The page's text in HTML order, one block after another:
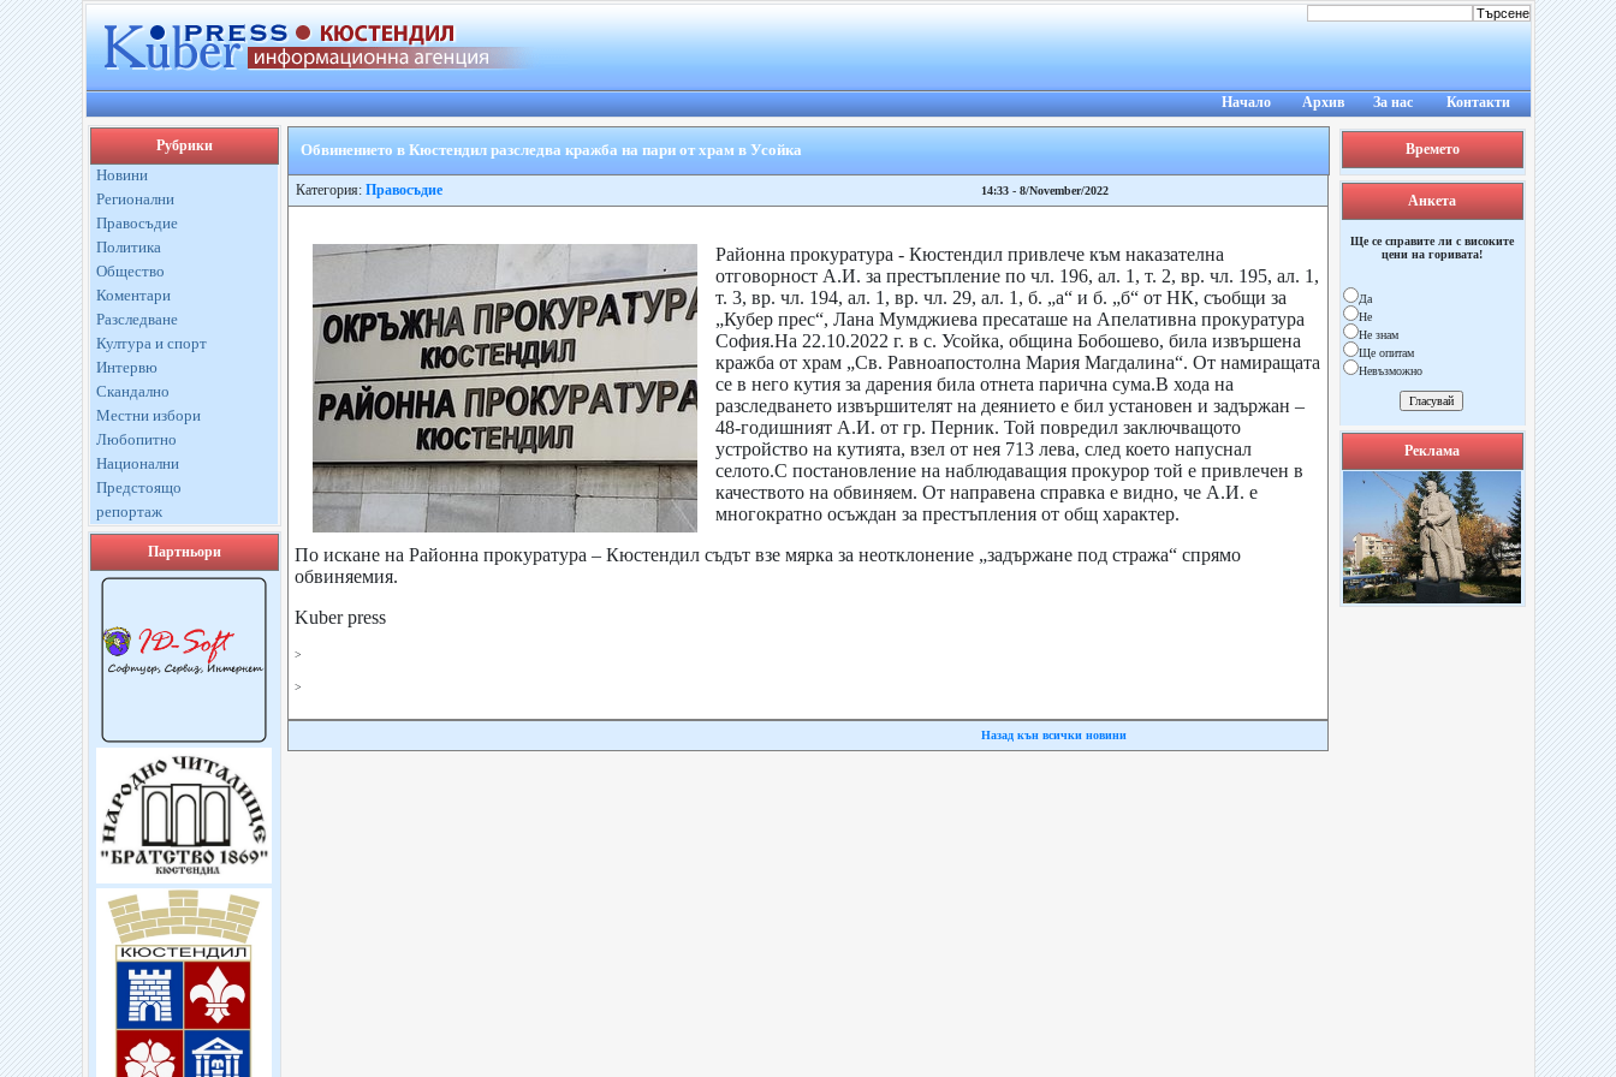
Начало Архив За нас Контакти
Рубрики
Новини
Регионални
Правосъдие
Политика
Общество
Коментари
Разследване
Култура и спорт
Интервю
Скандално
Местни избори
Любопитно
Национални
Предстоящо
репортаж
Партньори
Обвинението в Кюстендил разследва кражба на пари от храм в Усойка
Категория: Правосъдие 14:33 - 8/November/2022
Районна прокуратура - Кюстендил привлече към наказателна
отговорност А.И. за престъпление по чл. 196, ал. 1, т. 2, вр. чл. 195, ал. 1,
т. 3, вр. чл. 194, ал. 1, вр. чл. 29, ал. 1, б. „а“ и б. „б“ от НК, съобщи за
„Кубер прес“, Лана Мумджиева пресаташе на Апелативна прокуратура
София.На 22.10.2022 г. в с. Усойка, община Бобошево, била извършена
кражба от храм „Св. Равноапостолна Мария Магдалина“. От намиращата
се в него кутия за дарения била отнета парична сума.В хода на
разследването извършителят на деянието е бил установен и задържан –
48-годишният А.И. от гр. Перник. Той повредил заключващото
устройство на кутията, взел от нея 713 лева, след което напуснал
селото.С постановление на наблюдаващия прокурор той е привлечен в
качеството на обвиняем. От направена справка е видно, че А.И. е
многократно осъждан за престъпления от общ характер.
По искане на Районна прокуратура – Кюстендил съдът взе мярка за неотклонение „задържане под стража“ спрямо
обвиняемия.
Kuber press
>
>
Назад кън всички новини
Времето
Анкета
Ще се справите ли с високите
цени на горивата!
Да
Не
Не знам
Ще опитам
Невъзможно
Реклама